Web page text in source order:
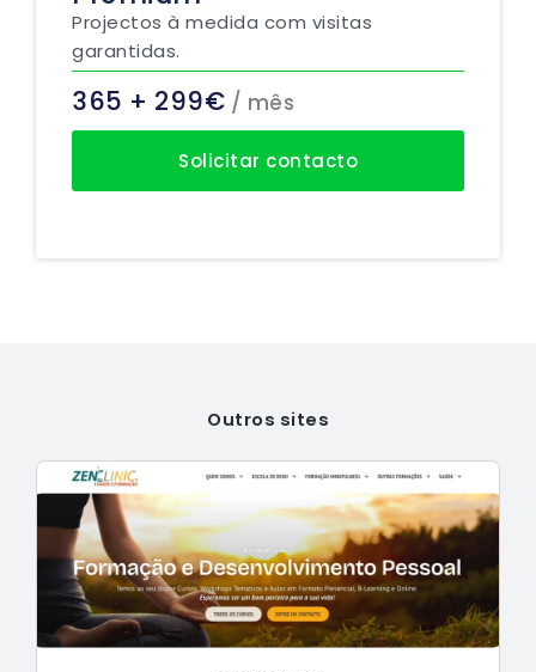
Projectos à medida com visitas
garantidas.
365 + 299€ / mês
Solicitar contacto
Outros sites